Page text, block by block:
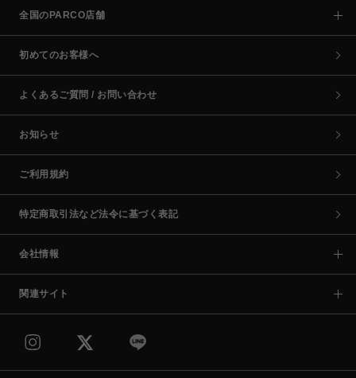
全国のPARCO店舗
初めてのお客様へ
よくあるご質問 / お問い合わせ
お知らせ
ご利用規約
特定商取引法など法令に基づく表記
会社情報
関連サイト